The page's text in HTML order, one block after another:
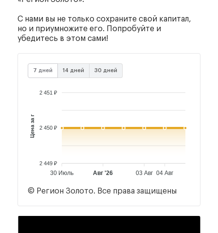
С нами вы не только сохраните свой капитал,
но и приумножите его. Попробуйте и
убедитесь в этом сами!
7 дней 14 дней 30 дней
2 451 ₽
2 450 ₽
2 449 ₽
Цена за г
30 Июль Авг '26 03 Авг 04 Авг
© Регион Золото. Все права защищены